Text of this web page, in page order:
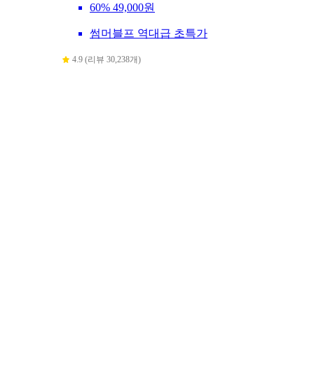
60% 49,000원
썸머블프 역대급 초특가
4.9 (리뷰 30,238개)